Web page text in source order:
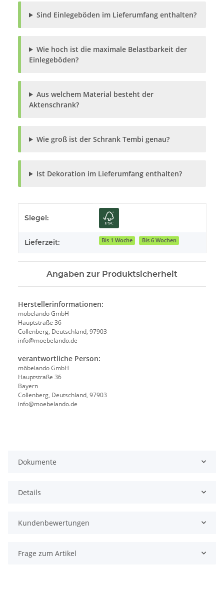
Sind Einlegeböden im Lieferumfang enthalten?
Wie hoch ist die maximale Belastbarkeit der
Einlegeböden?
Aus welchem Material besteht der
Aktenschrank?
Wie groß ist der Schrank Tembi genau?
Ist Dekoration im Lieferumfang enthalten?
Siegel:
Lieferzeit: Bis 1 Woche Bis 6 Wochen
Angaben zur Produktsicherheit
Herstellerinformationen:
möbelando GmbH
Hauptstraße 36
Collenberg, Deutschland, 97903
info@moebelando.de
verantwortliche Person:
möbelando GmbH
Hauptstraße 36
Bayern
Collenberg, Deutschland, 97903
info@moebelando.de
Dokumente
Details
Kundenbewertungen
Frage zum Artikel